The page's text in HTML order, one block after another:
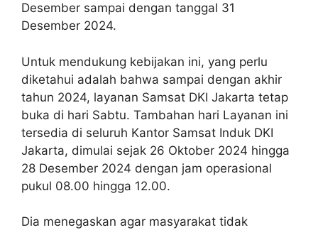
Desember sampai dengan tanggal 31
Desember 2024.
Untuk mendukung kebijakan ini, yang perlu
diketahui adalah bahwa sampai dengan akhir
tahun 2024, layanan Samsat DKI Jakarta tetap
buka di hari Sabtu. Tambahan hari Layanan ini
tersedia di seluruh Kantor Samsat Induk DKI
Jakarta, dimulai sejak 26 Oktober 2024 hingga
28 Desember 2024 dengan jam operasional
pukul 08.00 hingga 12.00.
Dia menegaskan agar masyarakat tidak